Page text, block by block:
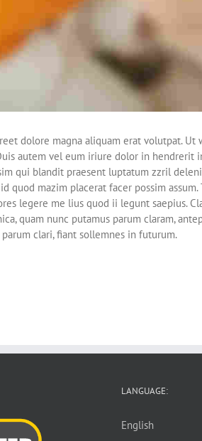
dolore magna aliquam erat volutpat. Ut
autem vel eum iriure dolor in hendrerit
qui blandit praesent luptatum zzril
mazim placerat facer possim assum.
legere me lius quod ii legunt saepius.
quam nunc putamus parum claram,
clari, fiant sollemnes in futurum.
LANGUAGE:
English